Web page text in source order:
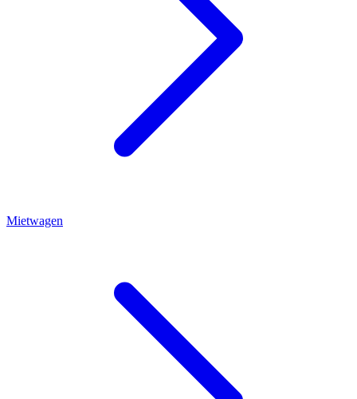
Mietwagen